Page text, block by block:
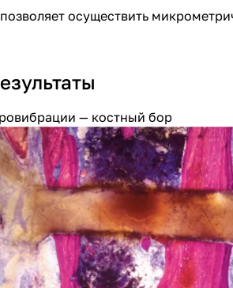
осуществить
— костный бор